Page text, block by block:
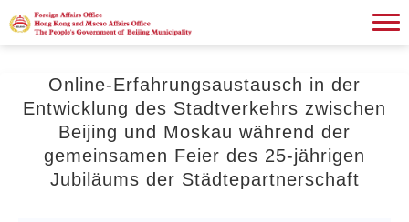
Online-Erfahrungsaustausch in der
Entwicklung des Stadtverkehrs zwischen
Beijing und Moskau während der
gemeinsamen Feier des 25-jährigen
Jubiläums der Städtepartnerschaft